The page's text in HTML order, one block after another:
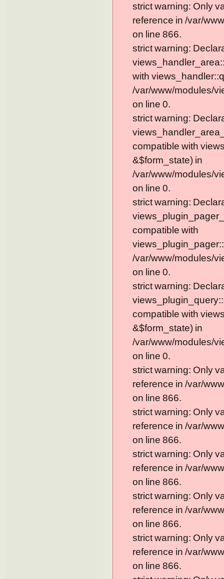
strict warning: Only
reference in /var/
on line 866.
strict warning:
with
/var/www/modules/
on line 0.
strict warning:
compatible with
&$form_state) in
/var/www/modules/
on line 0.
strict warning:
compatible with
/var/www/modules/
on line 0.
strict warning:
compatible with
&$form_state) in
/var/www/modules/
on line 0.
strict warning: Only
reference in /var/
on line 866.
strict warning: Only
reference in /var/
on line 866.
strict warning: Only
reference in /var/
on line 866.
strict warning: Only
reference in /var/
on line 866.
strict warning: Only
reference in /var/
on line 866.